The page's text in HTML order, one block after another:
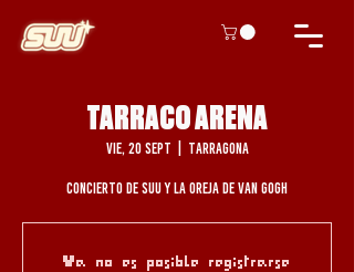
TARRACO ARENA
vie, 20 sept Tarragona
Concierto de Suu y La Oreja De Van Gogh
Ya no es posible registrarse